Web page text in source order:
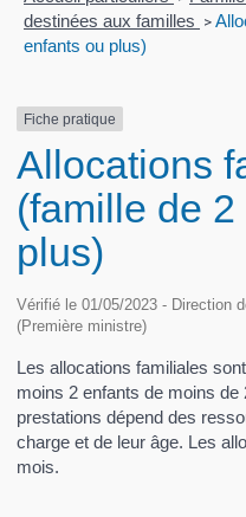
destinées aux familles >
enfants ou plus)
Fiche pratique
Allocations
(famille de
plus)
Vérifié le 01/05/2023 - Direction
(Première ministre)
Les allocations familiales
moins 2 enfants de moins
prestations dépend des
charge et de leur âge. Les
mois.